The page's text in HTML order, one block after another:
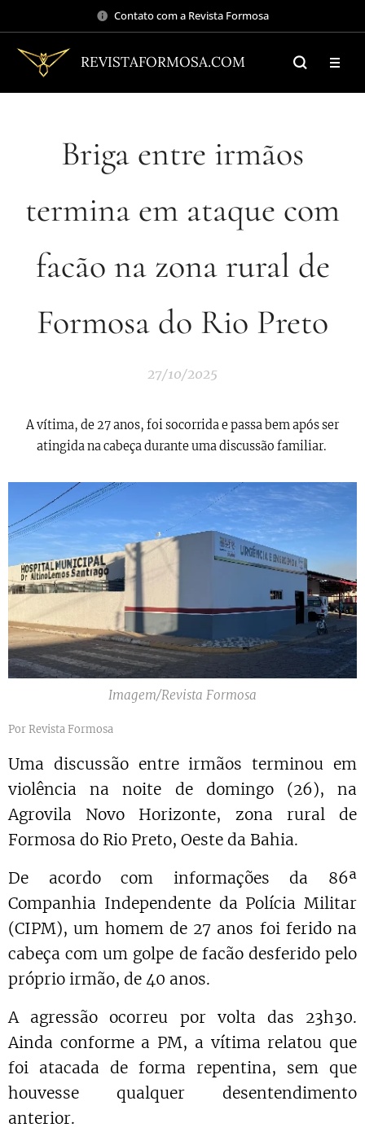
Contato com a Revista Formosa
REVISTAFORMOSA.COM
Briga entre irmãos
termina em ataque com
facão na zona rural de
Formosa do Rio Preto
27/10/2025
A vítima, de 27 anos, foi socorrida e passa bem após ser
atingida na cabeça durante uma discussão familiar.
Imagem/Revista Formosa
Por Revista Formosa
Uma discussão entre irmãos terminou em
violência na noite de domingo (26), na
Agrovila Novo Horizonte, zona rural de
Formosa do Rio Preto, Oeste da Bahia.
De acordo com informações da 86ª
Companhia Independente da Polícia Militar
(CIPM), um homem de 27 anos foi ferido na
cabeça com um golpe de facão desferido pelo
próprio irmão, de 40 anos.
A agressão ocorreu por volta das 23h30.
Ainda conforme a PM, a vítima relatou que
foi atacada de forma repentina, sem que
houvesse qualquer desentendimento
anterior.